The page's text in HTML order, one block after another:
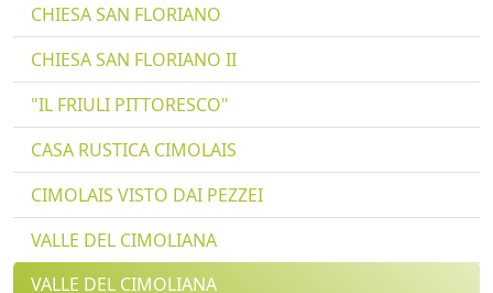
CHIESA SAN FLORIANO
CHIESA SAN FLORIANO II
"IL FRIULI PITTORESCO"
CASA RUSTICA CIMOLAIS
CIMOLAIS VISTO DAI PEZZEI
VALLE DEL CIMOLIANA
VALLE DEL CIMOLIANA